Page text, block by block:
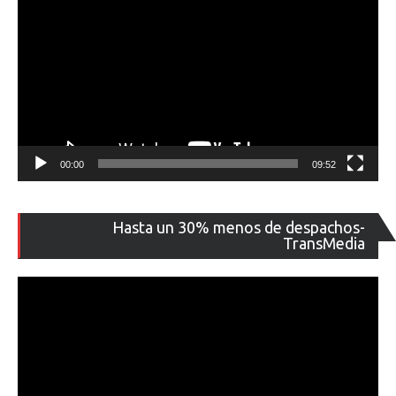
00:00 09:52
Hasta un 30% menos de despachos-
TransMedia
de